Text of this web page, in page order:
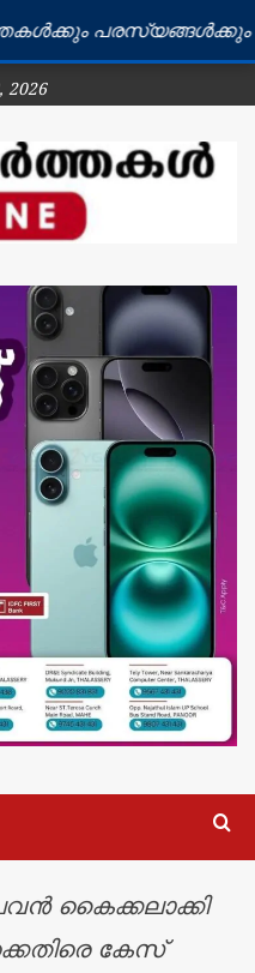
പരസ്യങ്ങൾക്കും
2026
കൈക്കലാക്കി
കേസ്